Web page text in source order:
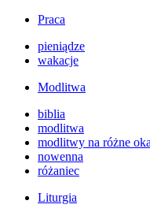
Praca
pieniądze
wakacje
Modlitwa
biblia
modlitwa
modlitwy na różne
nowenna
różaniec
Liturgia